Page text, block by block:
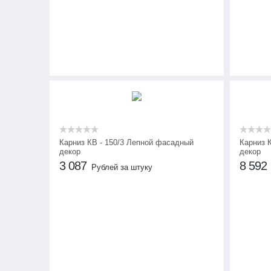
Карниз КВ - 150/3 Лепной фасадный
декор
3 087 Рублей за штуку
Карниз
декор
8 592